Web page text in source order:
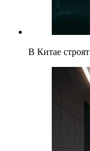
В Китае